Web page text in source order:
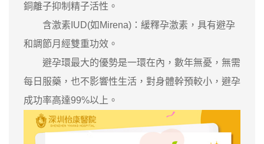
銅離子抑制精子活性。
含激素IUD(如Mirena)：緩釋孕激素，具有避孕
和調節月經雙重功效。
避孕環最大的優勢是一環在內，數年無憂，無需
每日服藥，也不影響性生活，對身體幹預較小，避孕
成功率高達99%以上。